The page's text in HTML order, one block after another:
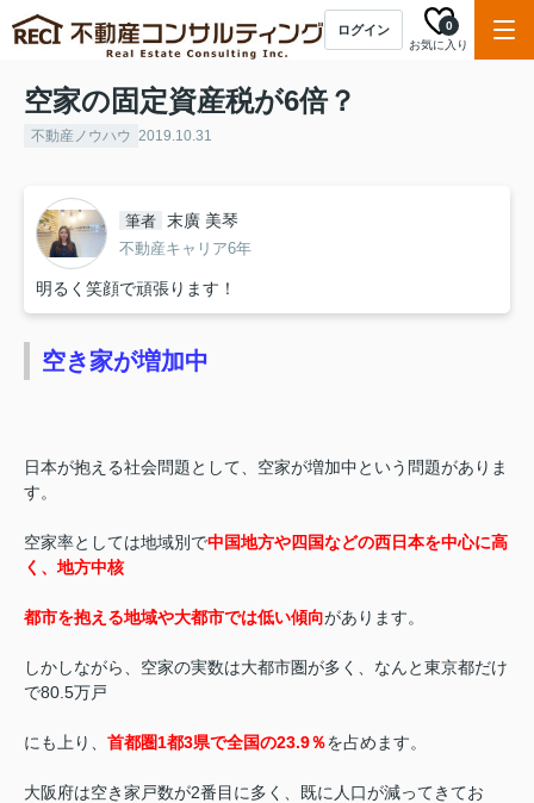
ログイン
お気に入り
0
空家の固定資産税が6倍？
不動産ノウハウ 2019.10.31
筆者 末廣 美琴
不動産キャリア6年
明るく笑顔で頑張ります！
空き家が増加中
日本が抱える社会問題として、空家が増加中という問題がありま
す。
空家率としては地域別で中国地方や四国などの西日本を中心に高
く、地方中核
都市を抱える地域や大都市では低い傾向があります。
しかしながら、空家の実数は大都市圏が多く、なんと東京都だけ
で80.5万戸
にも上り、 首都圏1都3県で全国の23.9％を占めます。
大阪府は空き家戸数が2番目に多く、既に人口が減ってきてお